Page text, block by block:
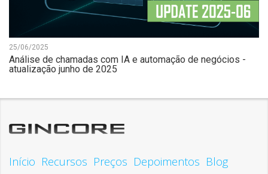
25/06/2025
Análise de chamadas com IA e automação de negócios -
atualização junho de 2025
Início Recursos Preços Depoimentos Blog